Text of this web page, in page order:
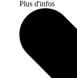
Plus d'infos